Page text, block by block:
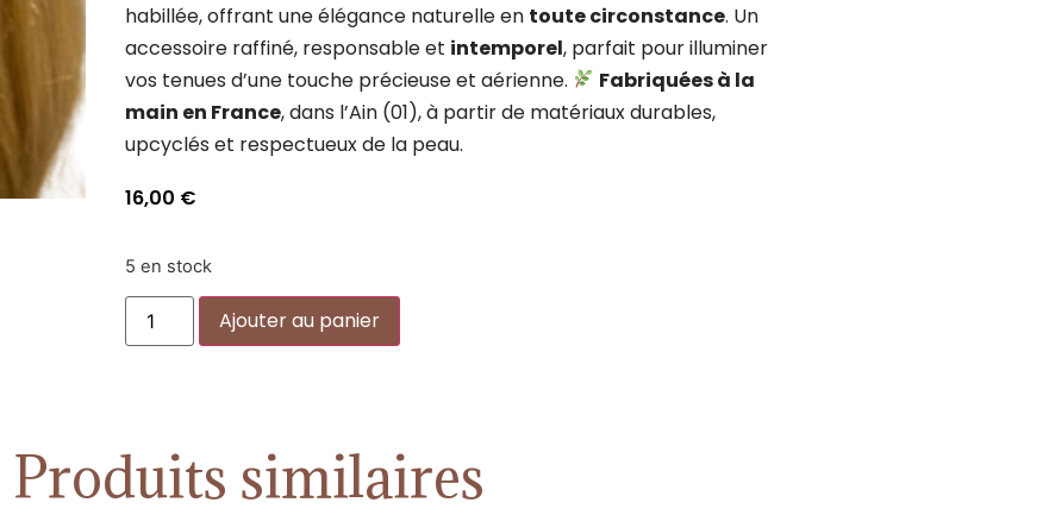
habillée, offrant une élégance naturelle en toute circonstance. Un
accessoire raffiné, responsable et intemporel, parfait pour illuminer
vos tenues d’une touche précieuse et aérienne.
Fabriquées à la
main en France, dans l’Ain (01), à partir de matériaux durables,
upcyclés et respectueux de la peau.
16,00 €
5 en stock
Ajouter au panier
Produits similaires